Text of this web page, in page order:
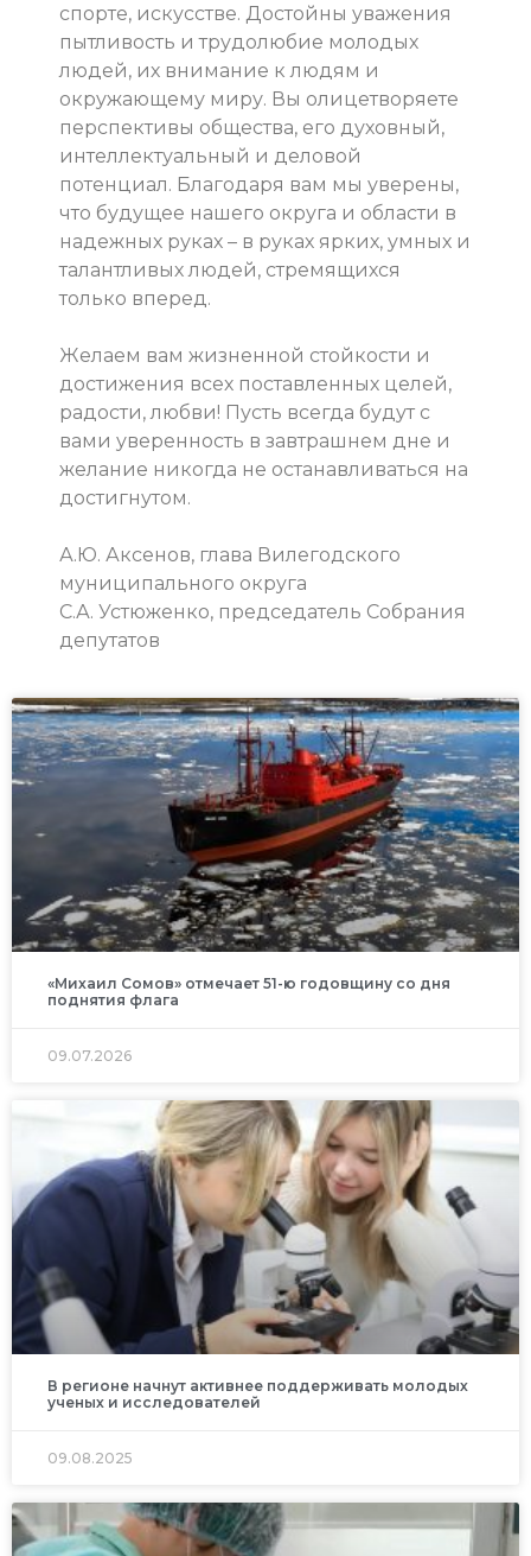
спорте, искусстве. Достойны уважения
пытливость и трудолюбие молодых
людей, их внимание к людям и
окружающему миру. Вы олицетворяете
перспективы общества, его духовный,
интеллектуальный и деловой
потенциал. Благодаря вам мы уверены,
что будущее нашего округа и области в
надежных руках – в руках ярких, умных и
талантливых людей, стремящихся
только вперед.
Желаем вам жизненной стойкости и
достижения всех поставленных целей,
радости, любви! Пусть всегда будут с
вами уверенность в завтрашнем дне и
желание никогда не останавливаться на
достигнутом.
А.Ю. Аксенов, глава Вилегодского
муниципального округа
С.А. Устюженко, председатель Собрания
депутатов
«Михаил Сомов» отмечает 51-ю годовщину со дня
поднятия флага
09.07.2026
В регионе начнут активнее поддерживать молодых
ученых и исследователей
09.08.2025